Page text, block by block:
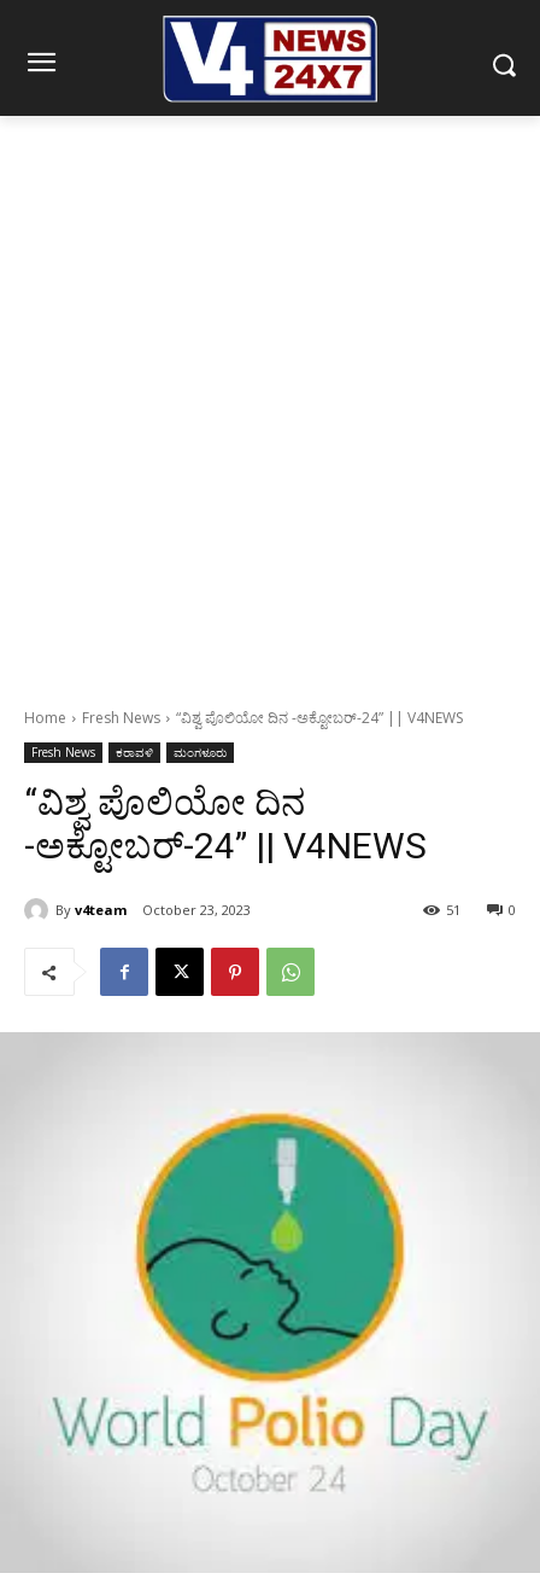
Home Fresh News “ವಿಶ್ವ ಪೊಲಿಯೋ ದಿನ -ಅಕ್ಟೋಬರ್-24” || V4NEWS
Fresh News ಕರಾವಳಿ ಮಂಗಳೂರು
“ವಿಶ್ವ ಪೊಲಿಯೋ ದಿನ
-ಅಕ್ಟೋಬರ್-24” || V4NEWS
By v4team October 23, 2023 0
51